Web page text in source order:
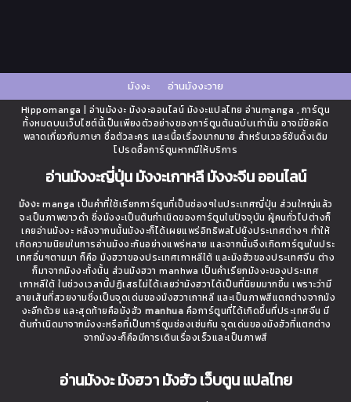
มังงะ อ่านมังงะวาย
Hippomanga | อ่านมังงะ มังงะออนไลน์ มังงะแปลไทย อ่านmanga , การ์ตูน
ทั้งหมดบนเว็บไซต์นี้เป็นเพียงตัวอย่างของการ์ตูนต้นฉบับเท่านั้น อาจมีข้อผิด
พลาดเกี่ยวกับภาษา ชื่อตัวละคร และเนื้อเรื่องมากมาย สำหรับเวอร์ชันดั้งเดิม
โปรดซื้อการ์ตูนหากมีให้บริการ
อ่านมังงะญี่ปุ่น มังงะเกาหลี มังงะจีน ออนไลน์
มังงะmanga เป็นคำที่ใช้เรียกการ์ตูนที่เป็นช่องๆในประเทศญี่ปุ่น ส่วนใหญ่แล้ว
จะเป็นภาพขาวดำ ซึ่งมังงะเป็นต้นกำเนิดของการ์ตูนในปัจจุบัน ผู้คนทั่วไปต่างก็
เคยอ่านมังงะ หลังจากนนั้นมังงะก็ได้เผยแพร่อิทธิพลไปยังประเทศต่างๆ ทำให้
เกิดความนิยมในการอ่านมังงะกันอย่างแพร่หลาย และจากนั้นจึงเกิดการ์ตูนในประ
เทศอื่นๆตามมา ก็คือ มังฮวาของประเทศเกาหลีใต้ และมังฮัวของประเทศจีน ต่าง
ก็มาจากมังงะทั้งนั้น ส่วนมังฮวา manhwa เป็นคำเรียกมังงะของประเทศ
เกาหลีใต้ ในช่วงเวลานี้ปฏิเสธไม่ได้เลยว่ามังฮวาได้เป็นที่นิยมมากขึ้น เพราะว่ามี
ลายเส้นที่สวยงามซึ่งเป็นจุดเด่นของมังฮวาเกาหลี และเป็นภาพสีแตกต่างจากมัง
งะอีกด้วย และสุดท้ายคือมังฮัว manhua คือการ์ตูนที่ได้เกิดขึ้นที่ประเทศจีน มี
ต้นกำเนิดมาจากมังงะหรือที่เป็นการ์ตูนช่องเช่นกัน จุดเด่นของมังฮัวที่แตกต่าง
จากมังงะก็คือมีการเดินเรื่องเร็วและเป็นภาพสี
อ่านมังงะ มังฮวา มังฮัว เว็บตูน แปลไทย